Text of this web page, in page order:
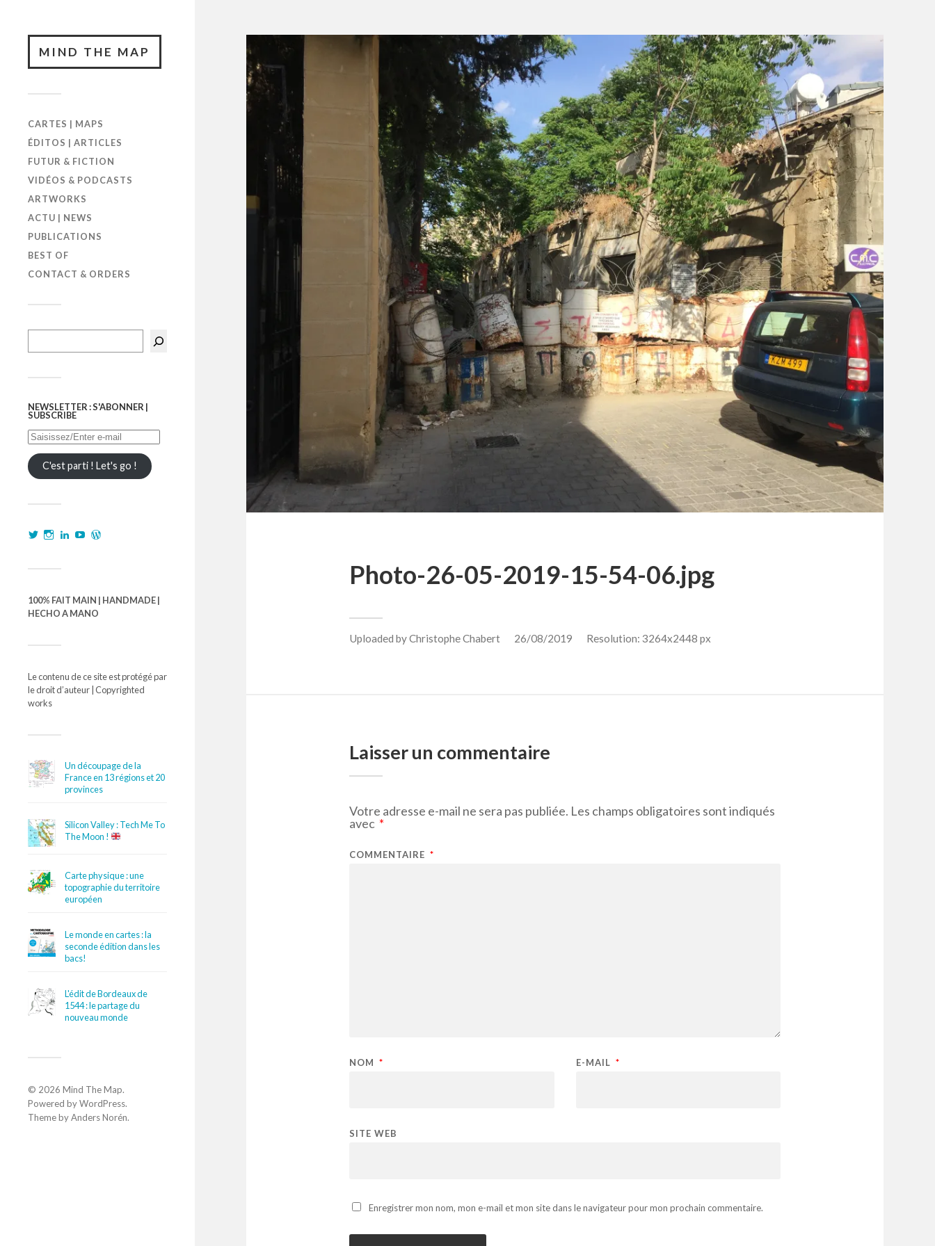
MIND THE MAP
CARTES | MAPS
ÉDITOS | ARTICLES
FUTUR & FICTION
VIDÉOS & PODCASTS
ARTWORKS
ACTU | NEWS
PUBLICATIONS
BEST OF
CONTACT & ORDERS
NEWSLETTER : S'ABONNER |
SUBSCRIBE
C'est parti ! Let's go !
100% FAIT MAIN | HANDMADE |
HECHO A MANO
Le contenu de ce site est protégé par
le droit d’auteur | Copyrighted
works
Un découpage de la
France en 13 régions et 20
provinces
Silicon Valley : Tech Me To
The Moon !
Carte physique : une
topographie du territoire
européen
Le monde en cartes : la
seconde édition dans les
bacs!
L'édit de Bordeaux de
1544 : le partage du
nouveau monde
© 2026 Mind The Map.
Powered byWordPress.
Theme byAnders Norén.
Photo-26-05-2019-15-54-06.jpg
Uploaded byChristophe Chabert 26/08/2019 Resolution: 3264x2448 px
Laisser un commentaire
Votre adresse e-mail ne sera pas publiée. Les champs obligatoires sont indiqués
avec *
COMMENTAIRE *
NOM * E-MAIL *
SITE WEB
Enregistrer mon nom, mon e-mail et mon site dans le navigateur pour mon prochain commentaire.